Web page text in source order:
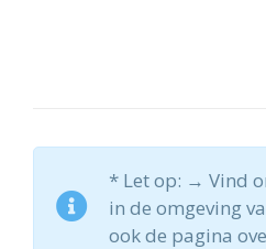
* Let op: → Vind
in de omgeving
ook de pagina